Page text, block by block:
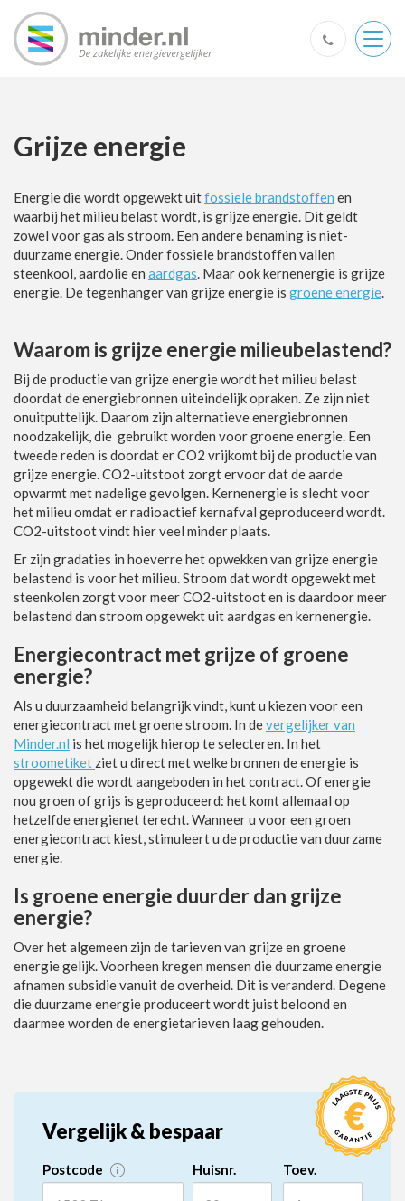
Grijze energie
Energie die wordt opgewekt uitfossiele brandstoffen en
waarbij het milieu belast wordt, is grijze energie. Dit geldt
zowel voor gas als stroom. Een andere benaming is niet-
duurzame energie. Onder fossiele brandstoffen vallen
steenkool, aardolie en aardgas. Maar ook kernenergie is grijze
energie. De tegenhanger van grijze energie is groene energie.
Waarom is grijze energie milieubelastend?
Bij de productie van grijze energie wordt het milieu belast
doordat de energiebronnen uiteindelijk opraken. Ze zijn niet
onuitputtelijk. Daarom zijn alternatieve energiebronnen
noodzakelijk, die gebruikt worden voor groene energie. Een
tweede reden is doordat er CO2 vrijkomt bij de productie van
grijze energie. CO2-uitstoot zorgt ervoor dat de aarde
opwarmt met nadelige gevolgen. Kernenergie is slecht voor
het milieu omdat er radioactief kernafval geproduceerd wordt.
CO2-uitstoot vindt hier veel minder plaats.
Er zijn gradaties in hoeverre het opwekken van grijze energie
belastend is voor het milieu. Stroom dat wordt opgewekt met
steenkolen zorgt voor meer CO2-uitstoot en is daardoor meer
belastend dan stroom opgewekt uit aardgas en kernenergie.
Energiecontract met grijze of groene
energie?
Als u duurzaamheid belangrijk vindt, kunt u kiezen voor een
energiecontract met groene stroom. In devergelijker van
Minder.nl is het mogelijk hierop te selecteren. In het
stroometiket ziet u direct met welke bronnen de energie is
opgewekt die wordt aangeboden in het contract. Of energie
nou groen of grijs is geproduceerd: het komt allemaal op
hetzelfde energienet terecht. Wanneer u voor een groen
energiecontract kiest, stimuleert u de productie van duurzame
energie.
Is groene energie duurder dan grijze
energie?
Over het algemeen zijn de tarieven van grijze en groene
energie gelijk. Voorheen kregen mensen die duurzame energie
afnamen subsidie vanuit de overheid. Dit is veranderd. Degene
die duurzame energie produceert wordt juist beloond en
daarmee worden de energietarieven laag gehouden.
Vergelijk & bespaar
Postcode Huisnr. Toev.